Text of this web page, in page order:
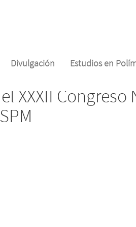
Divulgación Estudios en
XXXII
SPM